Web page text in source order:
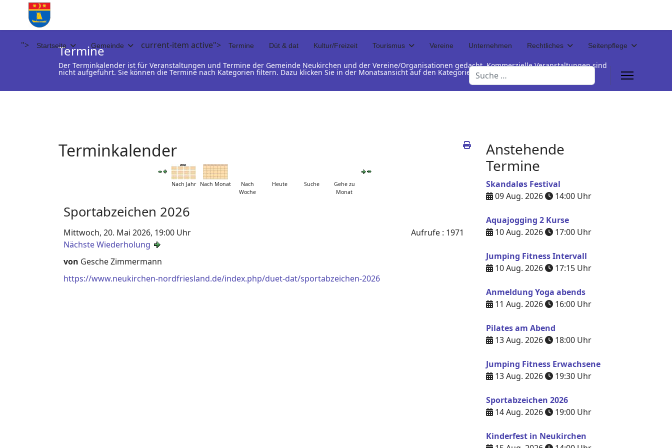
"> Startseite Gemeinde current-item active"> Termine Düt & dat Kultur/Freizeit Tourismus Vereine Unternehmen Rechtliches Seitenpflege
Suchen
Termine
Der Terminkalender ist für Veranstaltungen und Termine der Gemeinde Neukirchen und der Vereine/Organisationen gedacht. Kommerzielle Veranstaltungen sind
nicht aufgeführt. Sie können die Termine nach Kategorien filtern. Dazu klicken Sie in der Monatsansicht auf den Kategorienamen unterhalb der Termintabelle
Terminkalender
Nach Jahr Nach Monat
Nach
Woche
Heute Suche
Gehe zu
Monat
Sportabzeichen 2026
Mittwoch, 20. Mai 2026, 19:00 Uhr
Nächste Wiederholung
Aufrufe: 1971
von Gesche Zimmermann
https://www.neukirchen-nordfriesland.de/index.php/duet-dat/sportabzeichen-2026
Anstehende
Termine
Skandaløs Festival
09 Aug. 2026
14:00 Uhr
Aquajogging 2 Kurse
10 Aug. 2026
17:00 Uhr
Jumping Fitness Intervall
10 Aug. 2026
17:15 Uhr
Anmeldung Yoga abends
11 Aug. 2026
16:00 Uhr
Pilates am Abend
13 Aug. 2026
18:00 Uhr
Jumping Fitness Erwachsene
13 Aug. 2026
19:30 Uhr
Sportabzeichen 2026
14 Aug. 2026
19:00 Uhr
Kinderfest in Neukirchen